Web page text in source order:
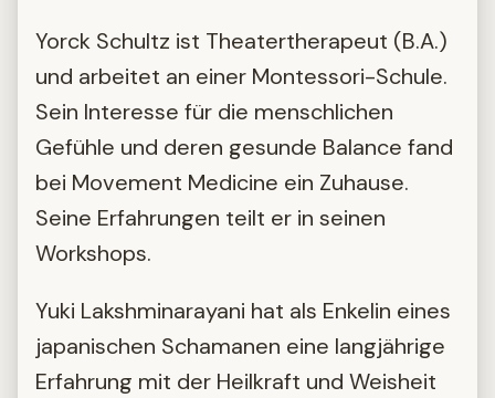
Yorck Schultz ist Theatertherapeut (B.A.)
und arbeitet an einer Montessori-Schule.
Sein Interesse für die menschlichen
Gefühle und deren gesunde Balance fand
bei Movement Medicine ein Zuhause.
Seine Erfahrungen teilt er in seinen
Workshops.
Yuki Lakshminarayani hat als Enkelin eines
japanischen Schamanen eine langjährige
Erfahrung mit der Heilkraft und Weisheit